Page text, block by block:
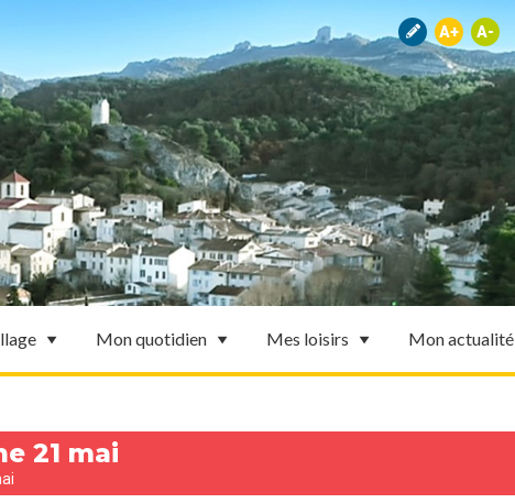
Mon quotidien Mes loisirs Mon actualité
21 mai